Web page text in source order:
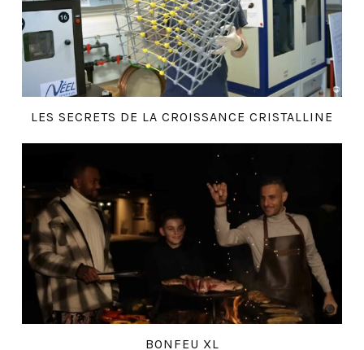
LES SECRETS DE LA CROISSANCE CRISTALLINE
BONFEU XL